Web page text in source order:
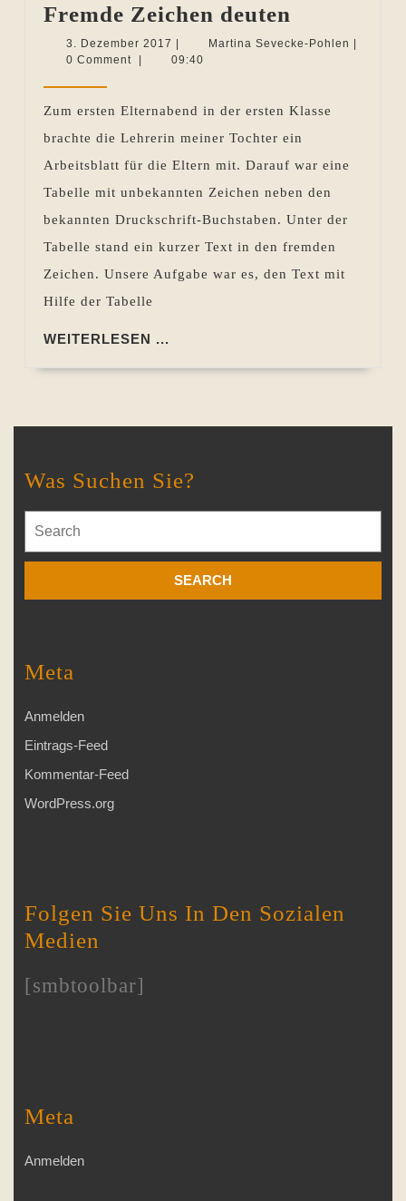
Fremde Zeichen deuten
Sprache
Fremde
Zeichen
deuten
3. Dezember 2017 3.
Dezember
| Martina Sevecke-Pohlen Martina
|
0 Comment
| 09:40
Zum ersten Elternabend in der ersten Klasse
brachte die Lehrerin meiner Tochter ein
Arbeitsblatt für die Eltern mit. Darauf war eine
Tabelle mit unbekannten Zeichen neben den
bekannten Druckschrift-Buchstaben. Unter der
Tabelle stand ein kurzer Text in den fremden
Zeichen. Unsere Aufgabe war es, den Text mit
Hilfe der Tabelle
WEITERLESEN ...
Was Suchen Sie?
for:
Meta
Anmelden
Eintrags-Feed
Kommentar-Feed
WordPress.org
Folgen Sie Uns In Den Sozialen
Medien
[smbtoolbar]
Meta
Anmelden